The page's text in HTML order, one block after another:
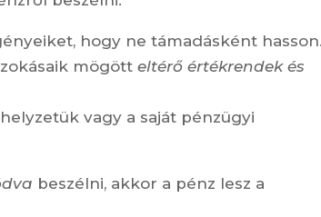
hogy ne támadásként
mögötteltérő értékrendek és
vagy a saját pénzügyi
beszélni, akkor a pénz lesz a